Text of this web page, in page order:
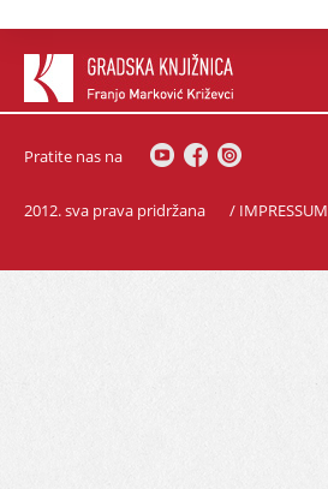
Pratite nas na
2012. sva prava pridržana / IMPRESSUM